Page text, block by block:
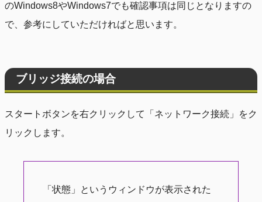
のWindows8やWindows7でも確認事項は同じとなりますの
で、参考にしていただければと思います。
ブリッジ接続の場合
スタートボタンを右クリックして「ネットワーク接続」をク
リックします。
「状態」というウィンドウが表示された